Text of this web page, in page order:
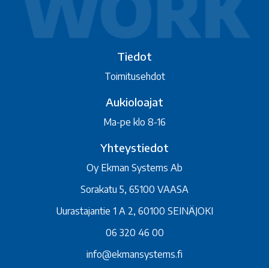
Tiedot
Toimitusehdot
Aukioloajat
Ma-pe klo 8-16
Yhteystiedot
Oy Ekman Systems Ab
Sorakatu 5, 65100 VAASA
Uurastajantie 1 A 2, 60100 SEINÄJOKI
06 320 46 00
info@ekmansystems.fi